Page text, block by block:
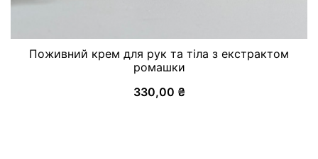
Поживний крем для рук та тіла з екстрактом
ромашки
330,00 ₴